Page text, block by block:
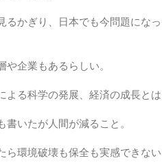
かぎり、日本でも今問題にな
企業もあるらしい。
る科学の発展、経済の成長とは
いたが人間が減ること。
環境破壊も保全も実感できない